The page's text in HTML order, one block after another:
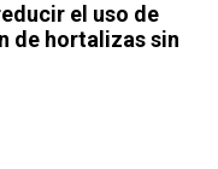
el uso de
de hortalizas sin